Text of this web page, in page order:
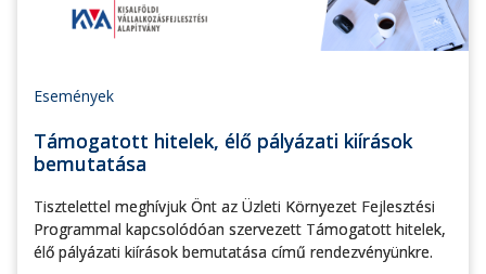
Események
Támogatott hitelek, élő pályázati kiírások
bemutatása
Tisztelettel meghívjuk Önt az Üzleti Környezet Fejlesztési
Programmal kapcsolódóan szervezett Támogatott hitelek,
élő pályázati kiírások bemutatása című rendezvényünkre.